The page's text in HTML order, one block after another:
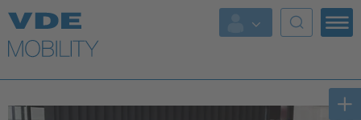
Top Themen
Fokusthemen